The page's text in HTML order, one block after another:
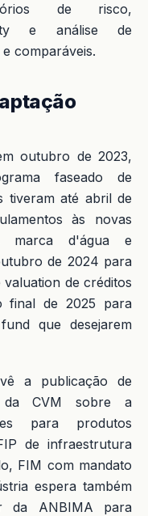
de risco,
e análise de
comparáveis.
outubro de 2023,
faseado de
tiveram até abril de
às novas
marca d'água e
de 2024 para
de créditos
final de 2025 para
que desejarem
a publicação de
da CVM sobre a
para produtos
de infraestrutura
FIM com mandato
espera também
da ANBIMA para